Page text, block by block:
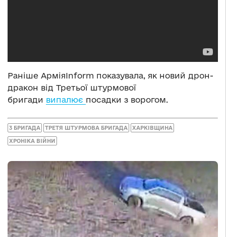
Раніше АрміяInform показувала, як новий дрон-
дракон від Третьої штурмової
бригади випалює посадки з ворогом.
3 БРИГАДА ТРЕТЯ ШТУРМОВА БРИГАДА ХАРКІВЩИНА
ХРОНІКА ВІЙНИ